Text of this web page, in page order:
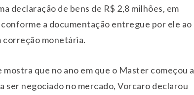
declaração de bens de R$ 2,8 milhões, em
a documentação entregue por ele ao
correção monetária.
que no ano em que o Master começou a
negociado no mercado, Vorcaro declarou